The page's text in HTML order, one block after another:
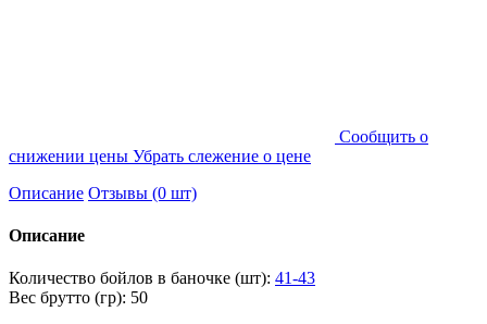
Cообщить о
снижении цены Убрать слежение о цене
Описание Отзывы (0 шт)
Описание
Количество бойлов в баночке (шт): 41-43
Вес брутто (гр): 50